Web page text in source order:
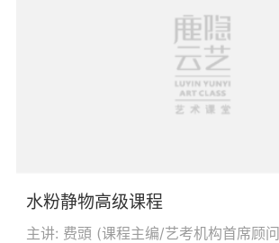
水粉静物高级课程
主讲: 费頭 (课程主编/艺考机构首席顾问